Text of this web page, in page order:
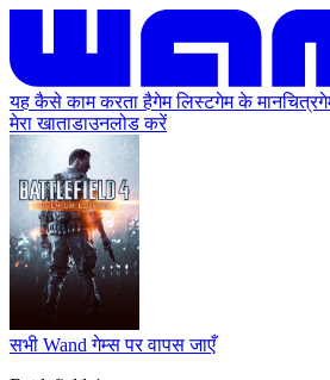
यह कैसे काम करता हैगेम लिस्टगेम के मानचित्र
मेरा खाताडाउनलोड करें
सभी Wand गेम्स पर वापस जाएँ